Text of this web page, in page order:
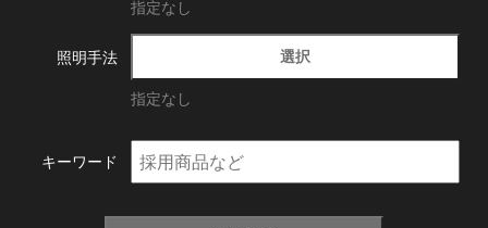
指定なし
照明手法 選択
指定なし
キーワード